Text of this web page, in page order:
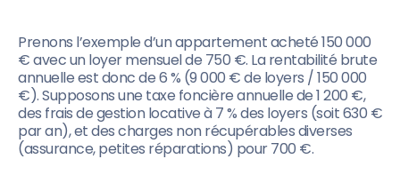
Prenons l’exemple d’un appartement acheté 150 000
€ avec un loyer mensuel de 750 €. La rentabilité brute
annuelle est donc de 6 % (9 000 € de loyers / 150 000
€). Supposons une taxe foncière annuelle de 1 200 €,
des frais de gestion locative à 7 % des loyers (soit 630 €
par an), et des charges non récupérables diverses
(assurance, petites réparations) pour 700 €.